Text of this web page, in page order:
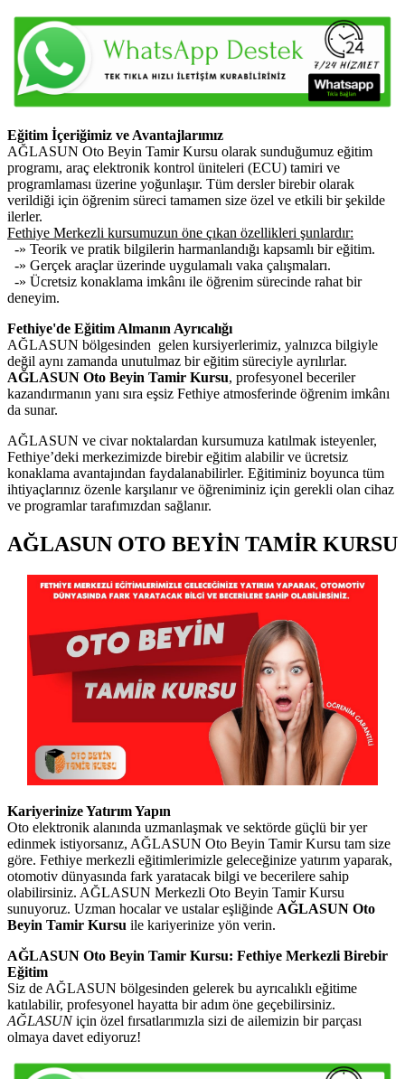
Eğitim İçeriğimiz ve Avantajlarımız
AĞLASUN Oto Beyin Tamir Kursu olarak sunduğumuz eğitim
programı, araç elektronik kontrol üniteleri (ECU) tamiri ve
programlaması üzerine yoğunlaşır. Tüm dersler birebir olarak
verildiği için öğrenim süreci tamamen size özel ve etkili bir şekilde
ilerler.
Fethiye Merkezli kursumuzun öne çıkan özellikleri şunlardır:
-» Teorik ve pratik bilgilerin harmanlandığı kapsamlı bir eğitim.
-» Gerçek araçlar üzerinde uygulamalı vaka çalışmaları.
-» Ücretsiz konaklama imkânı ile öğrenim sürecinde rahat bir
deneyim.
Fethiye'de Eğitim Almanın Ayrıcalığı
AĞLASUN bölgesinden gelen kursiyerlerimiz, yalnızca bilgiyle
değil aynı zamanda unutulmaz bir eğitim süreciyle ayrılırlar.
AĞLASUN Oto Beyin Tamir Kursu, profesyonel beceriler
kazandırmanın yanı sıra eşsiz Fethiye atmosferinde öğrenim imkânı
da sunar.
AĞLASUN ve civar noktalardan kursumuza katılmak isteyenler,
Fethiye’deki merkezimizde birebir eğitim alabilir ve ücretsiz
konaklama avantajından faydalanabilirler. Eğitiminiz boyunca tüm
ihtiyaçlarınız özenle karşılanır ve öğreniminiz için gerekli olan cihaz
ve programlar tarafımızdan sağlanır.
AĞLASUN OTO BEYİN TAMİR KURSU
Kariyerinize Yatırım Yapın
Oto elektronik alanında uzmanlaşmak ve sektörde güçlü bir yer
edinmek istiyorsanız, AĞLASUN Oto Beyin Tamir Kursu tam size
göre. Fethiye merkezli eğitimlerimizle geleceğinize yatırım yaparak,
otomotiv dünyasında fark yaratacak bilgi ve becerilere sahip
olabilirsiniz. AĞLASUN Merkezli Oto Beyin Tamir Kursu
sunuyoruz. Uzman hocalar ve ustalar eşliğinde AĞLASUN Oto
Beyin Tamir Kursu ile kariyerinize yön verin.
AĞLASUN Oto Beyin Tamir Kursu: Fethiye Merkezli Birebir
Eğitim
Siz de AĞLASUN bölgesinden gelerek bu ayrıcalıklı eğitime
katılabilir, profesyonel hayatta bir adım öne geçebilirsiniz.
AĞLASUNiçin özel fırsatlarımızla sizi de ailemizin bir parçası
olmaya davet ediyoruz!